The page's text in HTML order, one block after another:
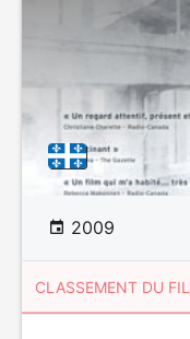
2009
CLASSEMENT DU